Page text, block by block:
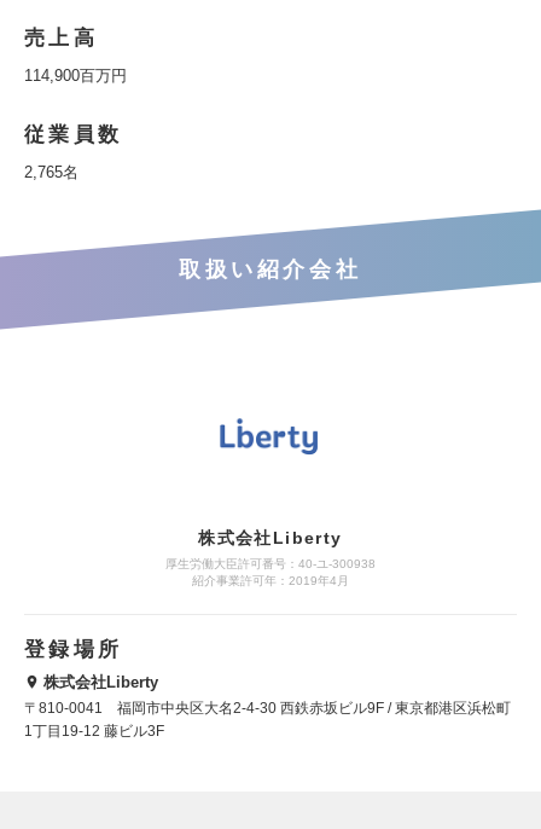
売上高
114,900百万円
従業員数
2,765名
取扱い紹介会社
株式会社Liberty
厚生労働大臣許可番号：40-ユ-300938
紹介事業許可年：2019年4月
登録場所
株式会社Liberty
〒810-0041 福岡市中央区大名2-4-30 西鉄赤坂ビル9F / 東京都港区浜松町
1丁目19-12 藤ビル3F